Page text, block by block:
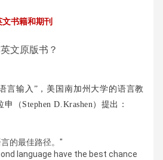
书籍和期刊
文原版书？
言输入”， 美国南加州大学的语言教
（Stephen D.Krashen）提出：
的最佳路径。"
language have the best chance